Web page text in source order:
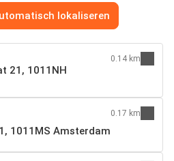
lokaliseren
21, 1011NH
0.14 km
1011MS Amsterdam
0.17 km